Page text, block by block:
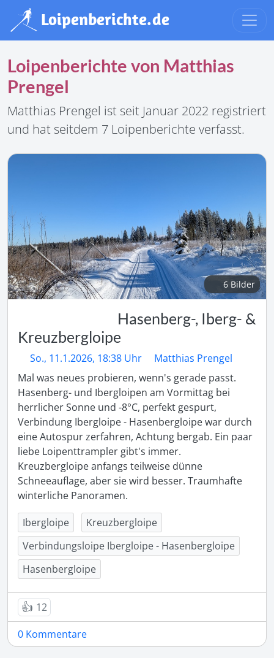
Loipenberichte von Matthias
Prengel
Matthias Prengel ist seit Januar 2022 registriert
und hat seitdem 7 Loipenberichte verfasst.
6 Bilder
Hasenberg-, Iberg- &
Kreuzbergloipe
So., 11.1.2026, 18:38 Uhr
Matthias Prengel
Mal was neues probieren, wenn's gerade passt.
Hasenberg- und Ibergloipen am Vormittag bei
herrlicher Sonne und -8°C, perfekt gespurt,
Verbindung Ibergloipe - Hasenbergloipe war durch
eine Autospur zerfahren, Achtung bergab. Ein paar
liebe Loipenttrampler gibt's immer.
Kreuzbergloipe anfangs teilweise dünne
Schneeauflage, aber sie wird besser. Traumhafte
winterliche Panoramen.
Ibergloipe
Kreuzbergloipe
Verbindungsloipe Ibergloipe - Hasenbergloipe
Hasenbergloipe
👍 12
0 Kommentare